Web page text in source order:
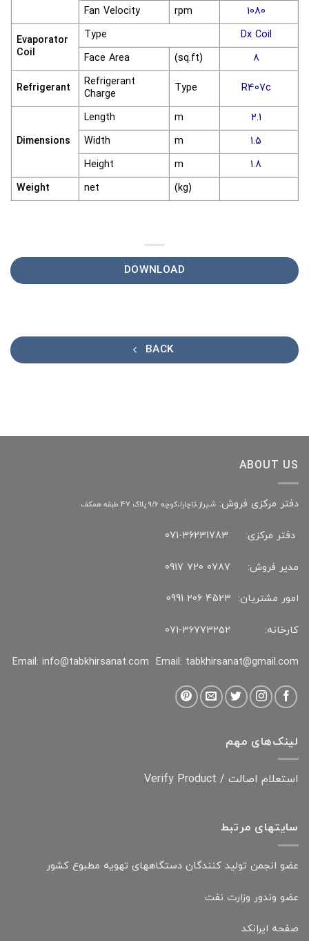
Fan Velocity
rpm
1080
Evaporator
Coil
Type
Dx Coil
Face Area
(sq.ft) 8
Refrigerant
Refrigerant
Charge
Type R407c
Dimensions
Length m
2.1
Width
m
1.5
Height
m
1.8
Weight
net (kg)
DOWNLOAD
BACK
ABOUT US
دفتر مرکزی فروش: شیراز،تاچارا،کوچه 9/6 پلاک 47 طبقه همکف
دفتر مرکزی: 36231783-071
مدیر فروش: 0787 720 0917
امور مشتریان: 4523 206 0991
کارخانه: 36773252-071
Email: info@tabkhirsanat.com Email: tabkhirsanat@gmail.com
لینک‌های مهم
استعلام اصالت / Verify Product
سایتهای مرتبط
عضو انجمن تولید کنندگان دستگاههای تهویه مطبوع کشور
عضو وندور وزارت نفت
صفحه ایرانکد